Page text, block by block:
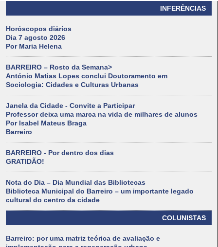
INFERÊNCIAS
Horóscopos diários
Dia 7 agosto 2026
Por Maria Helena
BARREIRO – Rosto da Semana>
António Matias Lopes conclui Doutoramento em
Sociologia: Cidades e Culturas Urbanas
Janela da Cidade - Convite a Participar
Professor deixa uma marca na vida de milhares de alunos
Por Isabel Mateus Braga
Barreiro
BARREIRO - Por dentro dos dias
GRATIDÃO!
Nota do Dia – Dia Mundial das Bibliotecas
Biblioteca Municipal do Barreiro – um importante legado
cultural do centro da cidade
COLUNISTAS
Barreiro: por uma matriz teórica de avaliação e